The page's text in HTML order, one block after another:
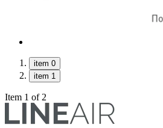
item 0
item 1
Item 1 of 2